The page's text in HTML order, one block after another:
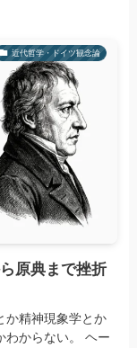
近代哲学・ドイツ観念論
原典まで挫折
か精神現象学とか
からない。 ヘー